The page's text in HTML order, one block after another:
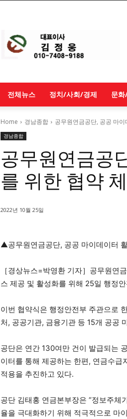
전체뉴스 정치/사회/경제 문
Home 경남종합 공무원연금공단, 공공 마
경남종합
공무원연금공
를 위한 협약
2022년 10월 25일
▲공무원연금공단, 공공 마이데이터
［경상뉴스=박영환 기자］공무원연
스 제공 및 활성화를 위해 25일 행정
이번 협약식은 행정안전부 주관으로
처, 공공기관, 금융기관 등 15개 공공
공단은 연간 130여만 건이 발급되는
이터를 통해 제공하는 한편, 연금수급
적용을 추진하고 있다.
공단 김태홍 연금본부장은 “정보주체
율을 극대화하기 위해 적극적으로 마